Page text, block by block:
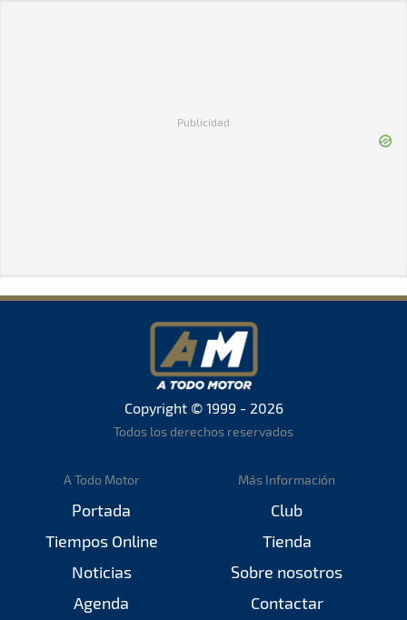
Publicidad
Copyright © 1999 - 2026
Todos los derechos reservados
A Todo Motor
Portada
Tiempos Online
Noticias
Agenda
Más Información
Club
Tienda
Sobre nosotros
Contactar